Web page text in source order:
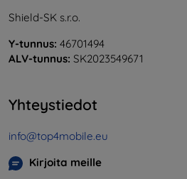
Shield-SK s.r.o.
Y-tunnus: 46701494
ALV-tunnus: SK2023549671
Yhteystiedot
info@top4mobile.eu
Kirjoita meille